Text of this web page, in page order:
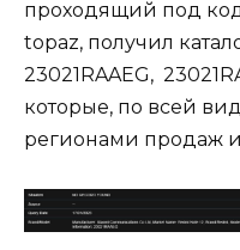
проходящий под
topaz, получил
23021RAAEG,
которые, по всей
регионами продаж